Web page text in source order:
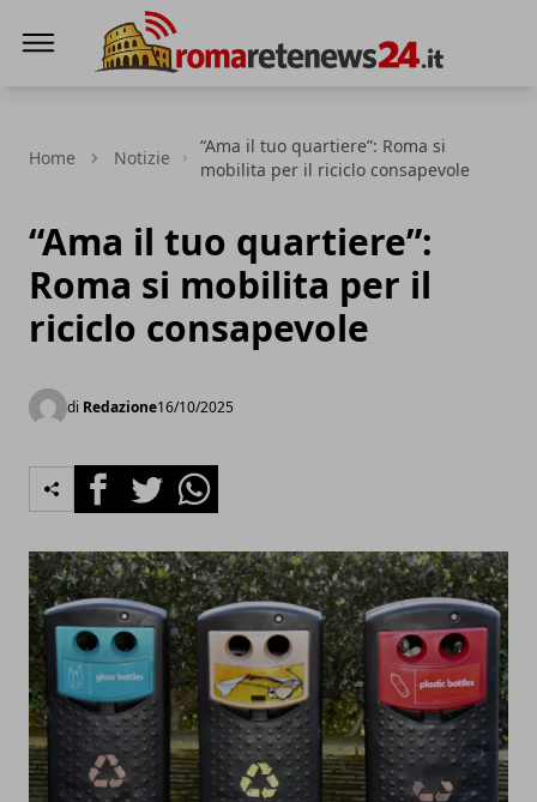
Home Notizie
“Ama il tuo quartiere”: Roma si
mobilita per il riciclo consapevole
“Ama il tuo quartiere”:
Roma si mobilita per il
riciclo consapevole
di Redazione16/10/2025
FacebookTwitterWhatsapp